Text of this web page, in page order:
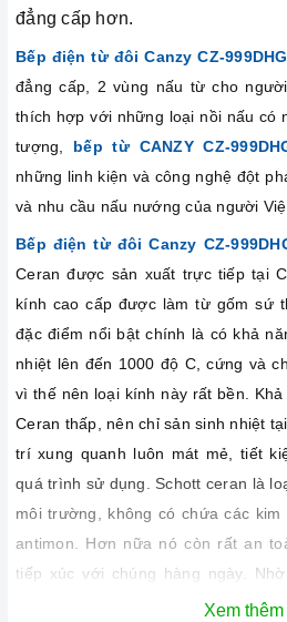
đẳng cấp hơn.
Bếp điện từ đôi Canzy CZ-999DHG
đẳng cấp, 2 vùng nấu từ cho
thích hợp với những loại nồi nấu có
tượng, bếp từ CANZY CZ-
những linh kiện và công nghệ đột
và nhu cầu nấu nướng của người
Bếp điện từ đôi Canzy CZ-
Ceran được sản xuất trực tiếp tại
kính cao cấp được làm từ gốm sứ
đặc điểm nổi bật chính là có khả
nhiệt lên đến 1000 độ C, cứng và
vì thế nên loại kính này rất bền.
Ceran thấp, nên chỉ sản sinh nhiệt
trí xung quanh luôn mát mẻ, tiết
quá trình sử dụng. Schott ceran là
môi trường, không có chứa các
antimon. Hơn nữa nó còn rất an
tiếp xúc với chúng hàng ngày.
này mà rất nhiều thương hiệu bếp
Xem thêm